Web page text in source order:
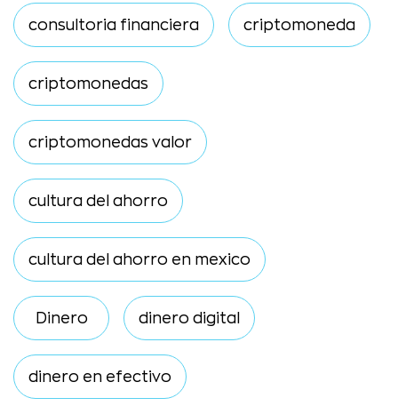
consultoria financiera criptomoneda
criptomonedas
criptomonedas valor
cultura del ahorro
cultura del ahorro en mexico
Dinero dinero digital
dinero en efectivo